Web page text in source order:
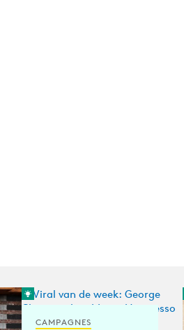
CAMPAGNES